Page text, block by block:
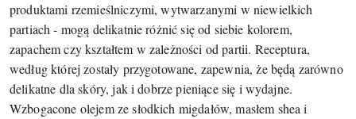
produktami rzemieślniczymi, wytwarzanymi w niewielkich
partiach - mogą delikatnie różnić się od siebie kolorem,
zapachem czy kształtem w zależności odpartii. Receptura,
według której zostały przygotowane, zapewnia, że będą zarówno
delikatne dla skóry, jak i dobrzepieniące się i wydajne.
Wzbogacone olejem ze słodkich migdałów, masłem shea i